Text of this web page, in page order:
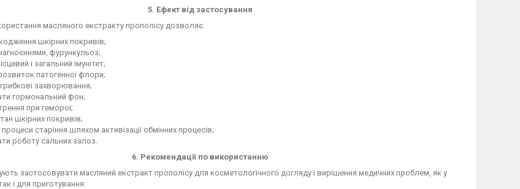
5. Ефект від застосування
масляного екстракту прополісу дозволяє:
шкірних покривів;
фурункульоз;
і загальний імунітет;
патогенної флори;
грибкові захворювання;
гормональний фон;
при геморої;
шкірних покривів;
старіння шляхом активізації обмінних процесів;
роботу сальних залоз.
6. Рекомендації по використанню
застосовувати масляний екстракт прополісу для косметологічного догляду і вирішення медичних проблем, як у
і для приготування: